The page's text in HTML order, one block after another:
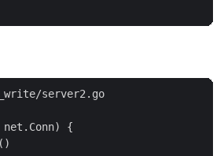
server2.go
net.Conn) {